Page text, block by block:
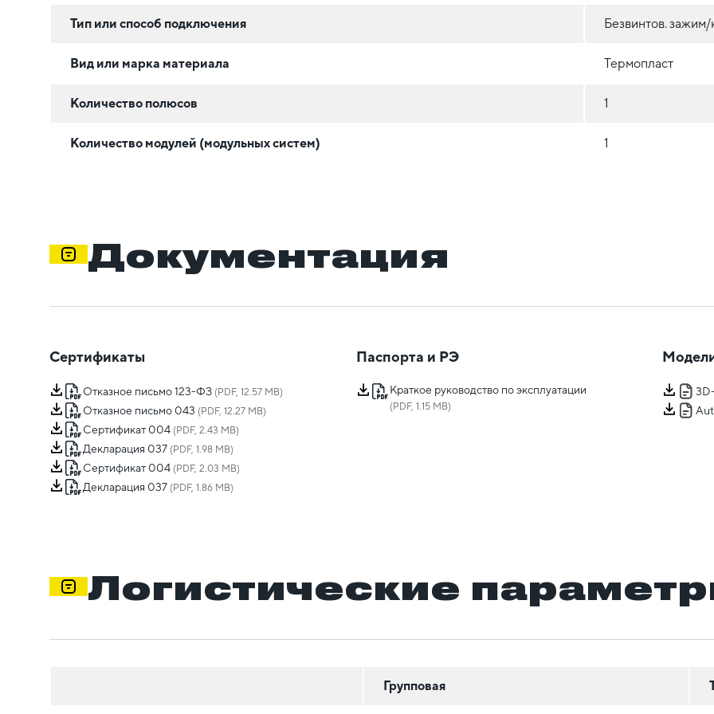
Тип или способ подключения Безвинтов.
Вид или марка материала Термопласт
Количество полюсов 1
Количество модулей (модульных систем) 1
Документация
Сертификаты
Отказное письмо 123-ФЗ (PDF, 12.57 MB)
Отказное письмо 043 (PDF, 12.27 MB)
Сертификат 004 (PDF, 2.43 MB)
Декларация 037 (PDF, 1.98 MB)
Сертификат 004 (PDF, 2.03 MB)
Декларация 037 (PDF, 1.86 MB)
Паспорта и РЭ
Краткое руководство по эксплуатации
(PDF, 1.15 MB)
Логистические
Групповая